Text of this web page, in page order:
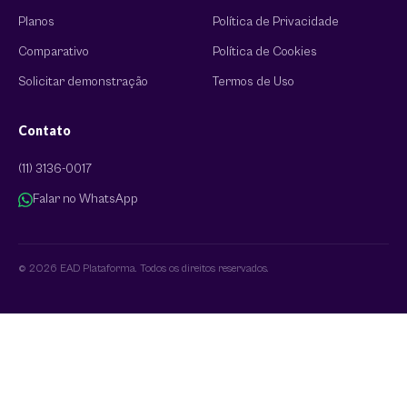
Planos
Comparativo
Solicitar demonstração
Política de Privacidade
Política de Cookies
Termos de Uso
Contato
(11) 3136-0017
Falar no WhatsApp
© 2026 EAD Plataforma. Todos os direitos reservados.